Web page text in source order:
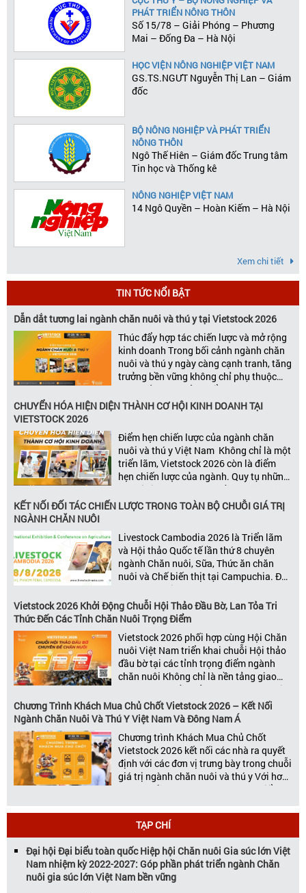
PHÁT TRIỂN NÔNG THÔN
Số 15/78 – Giải Phóng – Phương
Mai – Đống Đa – Hà Nội
HỌC VIỆN NÔNG NGHIỆP VIỆT NAM
GS.TS.NGƯT Nguyễn Thị Lan – Giám
đốc
BỘ NÔNG NGHIỆP VÀ PHÁT TRIỂN
NÔNG THÔN
Ngô Thế Hiên – Giám đốc Trung tâm
Tin học và Thống kê
NÔNG NGHIỆP VIỆT NAM
14 Ngô Quyền – Hoàn Kiếm – Hà Nội
Xem chi tiết
TIN TỨC NỔI BẬT
Dẫn dắt tương lai ngành chăn nuôi và thú y tại Vietstock 2026
Thúc đẩy hợp tác chiến lược và mở rộng
kinh doanh Trong bối cảnh ngành chăn
nuôi và thú y ngày càng cạnh tranh, tăng
trưởng bền vững không chỉ phụ thuộc
vào chất lượng sản phẩm hay năng lực
đổi mới, mà còn được thúc đẩy bởi khả
năng xây dựng các mối quan […]
CHUYỂN HÓA HIỆN DIỆN THÀNH CƠ HỘI KINH DOANH TẠI
VIETSTOCK 2026
Điểm hẹn chiến lược của ngành chăn
nuôi và thú y Việt Nam Không chỉ là một
triển lãm, Vietstock 2026 còn là điểm
hẹn chiến lược của ngành. Quy tụ những
đơn vị kinh doanh hàng đầu, những lãnh
đạo và nhà cung cấp trong chuỗi giá
trị ngành, Vietstock mang đến nền tảng
giá trị […]
KẾT NỐI ĐỐI TÁC CHIẾN LƯỢC TRONG TOÀN BỘ CHUỖI GIÁ TRỊ
NGÀNH CHĂN NUÔI
Livestock Cambodia 2026 là Triển lãm
và Hội thảo Quốc tế lần thứ 8 chuyên
ngành Chăn nuôi, Sữa, Thức ăn chăn
nuôi và Chế biến thịt tại Campuchia. Đây
được đánh giá là một trong những sự
kiện thương mại thường niên uy tín và
đáng chú ý nhất của ngành nông nghiệp
– chăn […]
Vietstock 2026 Khởi Động Chuỗi Hội Thảo Đầu Bờ, Lan Tỏa Tri
Thức Đến Các Tỉnh Chăn Nuôi Trọng Điểm
Vietstock 2026 phối hợp cùng Hội Chăn
nuôi Việt Nam triển khai chuỗi Hội thảo
đầu bờ tại các tỉnh trọng điểm ngành
chăn nuôi Không chỉ là nền tảng giao
thương hàng đầu của ngành chăn nuôi
và thú y, Vietstock còn là triển lãm duy
nhất tại Việt Nam tổ chức thường niên
Chương Trình Khách Mua Chủ Chốt Vietstock 2026 – Kết Nối
Ngành Chăn Nuôi Và Thú Y Việt Nam Và Đông Nam Á
Chương trình Khách Mua Chủ Chốt
Vietstock 2026 kết nối các nhà ra quyết
định với các đơn vị trưng bày trong chuỗi
giá trị ngành chăn nuôi và thú y Với hơn
20 năm đồng hành cùng sự phát triển
Vietstock đã khẳng định vị thế là triển […]
TẠP CHÍ
Đại hội Đại biểu toàn quốc Hiệp hội Chăn nuôi Gia súc lớn Việt
Nam nhiệm kỳ 2022-2027: Góp phần phát triển ngành Chăn
nuôi gia súc lớn Việt Nam bền vững